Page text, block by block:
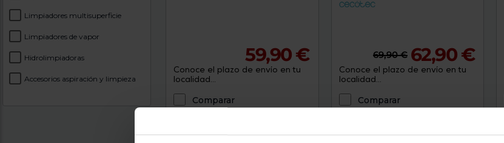
Limpiadores multisuperficie
Limpiadores de vapor
Hidrolimpiadoras
Accesorios aspiración y limpieza
59,90 €
Conoce el plazo de envío en tu
localidad...
Comparar
69,90 € 62,90 €
Conoce el plazo de envío en tu
localidad...
Comparar